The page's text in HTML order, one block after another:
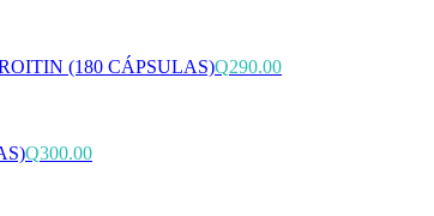
(180 CÁPSULAS)Q290.00
Q300.00